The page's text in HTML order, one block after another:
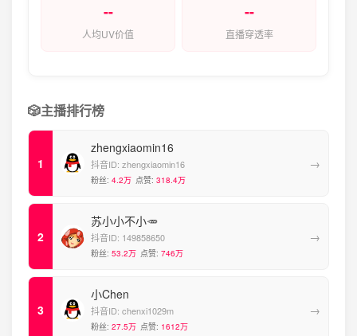
--
人均UV价值
--
直播穿透率
🎲主播排行榜
zhengxiaomin16
抖音ID: zhengxiaomin16
粉丝: 4.2万 点赞: 318.4万
→
苏小小不小🥕
抖音ID: 149858650
粉丝: 53.2万 点赞: 746万
→
小Chen
抖音ID: chenxi1029m
粉丝: 27.5万 点赞: 1612万
→